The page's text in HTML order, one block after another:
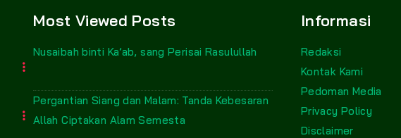
Most Viewed Posts
Nusaibah binti Ka’ab, sang Perisai Rasulullah
Pergantian Siang dan Malam: Tanda Kebesaran
Allah Ciptakan Alam Semesta
Informasi
Redaksi
Kontak Kami
Pedoman Media
Privacy Policy
Disclaimer